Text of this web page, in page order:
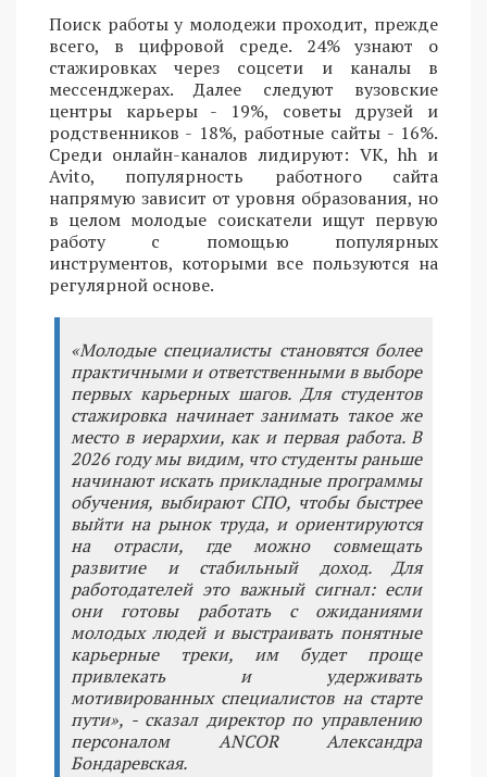
Поиск работы у молодежи проходит, прежде
всего, в цифровой среде. 24% узнают о
стажировках через соцсети и каналы в
мессенджерах. Далее следуют вузовские
центры карьеры - 19%, советы друзей и
родственников - 18%, работные сайты - 16%.
Среди онлайн-каналов лидируют: VK, hh и
Avito, популярность работного сайта
напрямую зависит от уровня образования, но
в целом молодые соискатели ищут первую
работу с помощью популярных
инструментов, которыми все пользуются на
регулярной основе.
«Молодые специалисты становятся более
практичными и ответственными в выборе
первых карьерных шагов. Для студентов
стажировка начинает занимать такое же
место в иерархии, как и первая работа. В
2026 году мы видим, что студенты раньше
начинают искать прикладные программы
обучения, выбирают СПО, чтобы быстрее
выйти на рынок труда, и ориентируются
на отрасли, где можно совмещать
развитие и стабильный доход. Для
работодателей это важный сигнал: если
они готовы работать с ожиданиями
молодых людей и выстраивать понятные
карьерные треки, им будет проще
привлекать и удерживать
мотивированных специалистов на старте
пути», - сказал директор по управлению
персоналом ANCOR Александра
Бондаревская.